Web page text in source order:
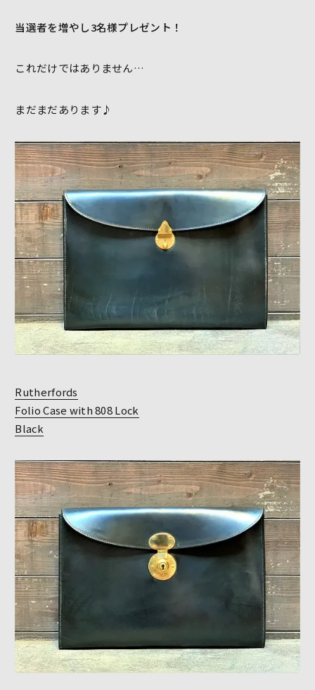
当選者を増やし3名様プレゼント！
これだけではありません…
まだまだあります♪
Rutherfords
Folio Case with 808 Lock
Black